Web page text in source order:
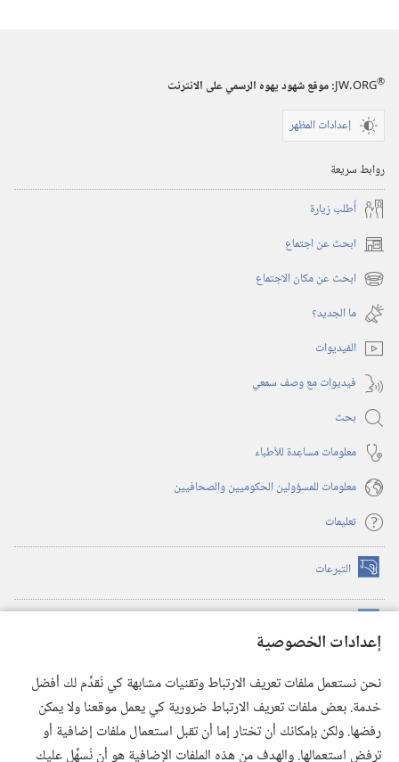
إعدادات الخصوصية
نحن نستعمل ملفات تعريف الارتباط وتقنيات مشابهة كي نُقدِّم لك أفضل
خدمة. بعض ملفات تعريف الارتباط ضرورية كي يعمل موقعنا ولا يمكن
رفضها. ولكن بإمكانك أن تختار إما أن تقبل استعمال ملفات إضافية أو
ترفض استعمالها. والهدف من هذه الملفات الإضافية هو أن نُسهِّل عليك
الدراسية)‏
JW.ORG®
:‏ موقع شهود يهوه الرسمي على الانترنت
إعدادات المظهر
روابط سريعة
أُطلب زيارة
ابحث عن اجتماع (يفتح
نافذة ابحث عن مكان الاجتماع (يفتح
نافذة
جديدة)
ما الجديد؟‏
الفيديوات
فيديوات مع وصف سمعي
بحث
معلومات مساعِدة للأطباء
معلومات للمسؤولين الحكوميين والصحافيين
تعليمات
التبرعات (يفتح
نافذة
(يفتح
نافذة
(يفتح
نافذة
جديدة) تطبيق ®
JW Library
مكتبة برج المراقبة